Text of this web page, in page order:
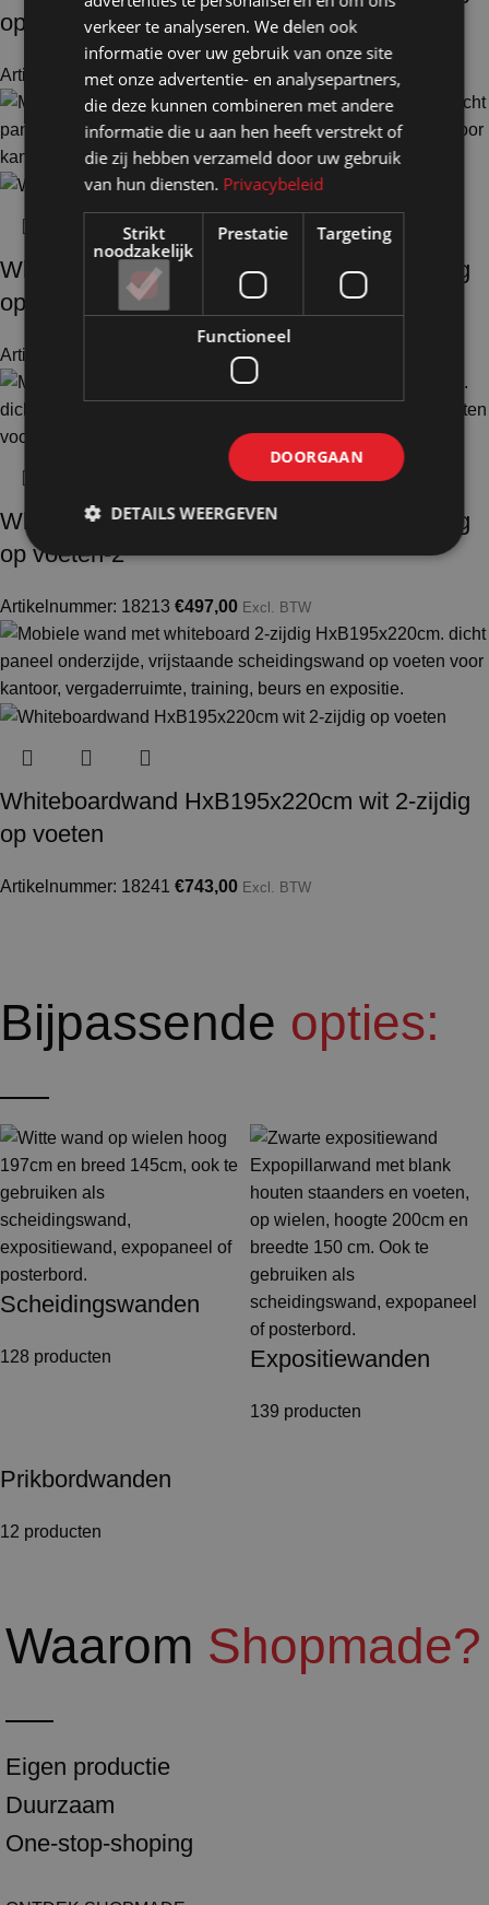
op voeten-3
Artikelnummer: 18214€468,00 Excl. BTW
Whiteboardwand HxB195x220cm wit 1-zijdig
op voeten
Artikelnummer: 18240 613,00 Excl. BTW
Whiteboardwand HxB195x130cm wit 2-zijdig
op voeten-2
Artikelnummer: 18213 €497,00 Excl. BTW
Whiteboardwand HxB195x220cm wit 2-zijdig
op voeten
Artikelnummer: 18241 €743,00 Excl. BTW
Bijpassende opties:
Scheidingswanden
128 producten Expositiewanden
139 producten
Prikbordwanden
12 producten
Waarom Shopmade?
Eigen productie
Duurzaam
One-stop-shoping
verkeer te analyseren. We delen ook
informatie over uw gebruik van onze site
met onze advertentie- en analysepartners,
die deze kunnen combineren met andere
informatie die u aan hen heeft verstrekt of
die zij hebben verzameld door uw gebruik
van hun diensten. Privacybeleid
Strikt
noodzakelijk
Prestatie Targeting
Functioneel
DOORGAAN
DETAILS WEERGEVEN